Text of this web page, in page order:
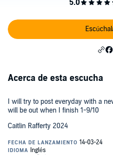
Acerca de esta escucha
I will try to post everyday with a
will be out when I finish 1-9/10
Caitlin Rafferty 2024